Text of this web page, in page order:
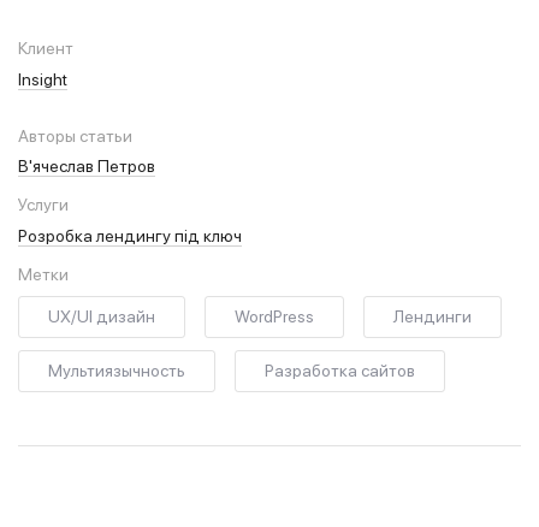
Клиент
Insight
Авторы статьи
В'ячеслав Петров
Услуги
Розробка лендингу під ключ
Метки
UX/UI дизайн WordPress Лендинги
Мультиязычность Разработка сайтов